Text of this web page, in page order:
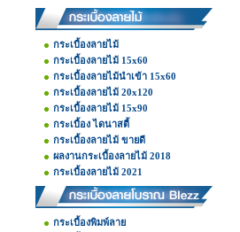
กระเบื้องลายไม้
กระเบื้องลายไม้ 15x60
กระเบื้องลายไม้นำเข้า 15x60
กระเบื้องลายไม้ 20x120
กระเบื้องลายไม้ 15x90
กระเบื้อง ไดนาสตี้
กระเบื้องลายไม้ ขายดี
ผลงานกระเบื้องลายไม้ 2018
กระเบื้องลายไม้ 2021
กระเบื้องพิมพ์ลาย